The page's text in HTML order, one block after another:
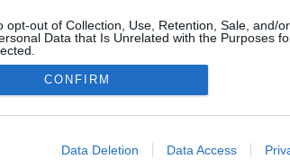
opt-out of Collection, Use, Retention, Sale, and/
Data that Is Unrelated with the Purposes
allow Google to enable storage related to
CONFIRM
Data Deletion Data Access
NÉPI
ADATVÉDELEM